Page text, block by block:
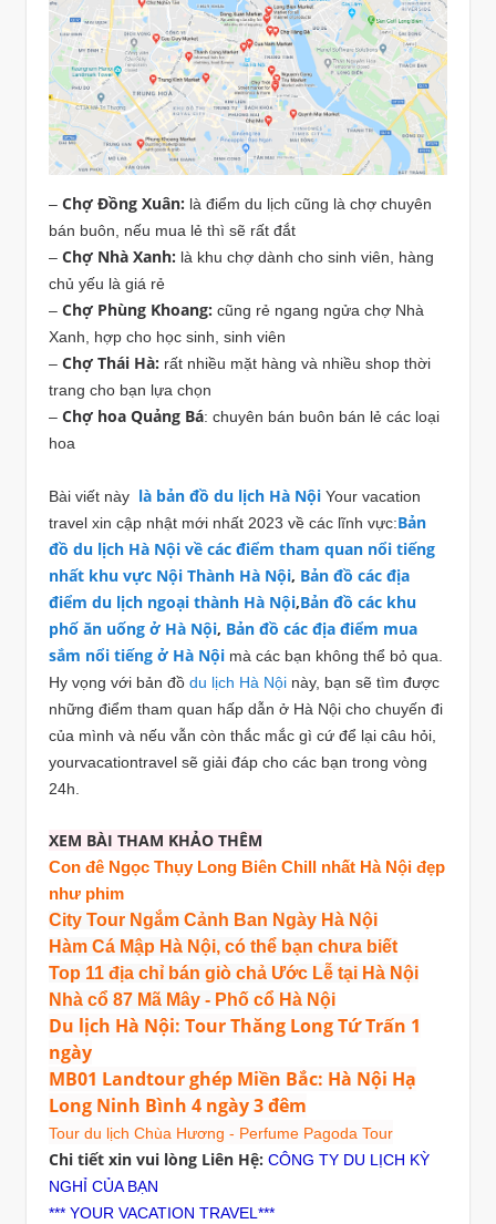
– Chợ Đồng Xuân: là điểm du lịch cũng là chợ chuyên
bán buôn, nếu mua lẻ thì sẽ rất đắt
– Chợ Nhà Xanh: là khu chợ dành cho sinh viên, hàng
chủ yếu là giá rẻ
– Chợ Phùng Khoang: cũng rẻ ngang ngửa chợ Nhà
Xanh, hợp cho học sinh, sinh viên
– Chợ Thái Hà: rất nhiều mặt hàng và nhiều shop thời
trang cho bạn lựa chọn
– Chợ hoa Quảng Bá: chuyên bán buôn bán lẻ các loại
hoa
Bài viết này là bản đồ du lịch Hà Nội Your vacation
travel xin cập nhật mới nhất 2023 về các lĩnh vực:Bản
đồ du lịch Hà Nội về các điểm tham quan nổi tiếng
nhất khu vực Nội Thành Hà Nội, Bản đồ các địa
điểm du lịch ngoại thành Hà Nội,Bản đồ các khu
phố ăn uống ở Hà Nội, Bản đồ các địa điểm mua
sắm nổi tiếng ở Hà Nội mà các bạn không thể bỏ qua.
Hy vọng với bản đồ du lịch Hà Nội này, bạn sẽ tìm được
những điểm tham quan hấp dẫn ở Hà Nội cho chuyến đi
của mình và nếu vẫn còn thắc mắc gì cứ để lại câu hỏi,
yourvacationtravel sẽ giải đáp cho các bạn trong vòng
24h.
XEM BÀI THAM KHẢO THÊM
Con đê Ngọc Thụy Long Biên Chill nhất Hà Nội đẹp
như phim
City Tour Ngắm Cảnh Ban Ngày Hà Nội
Hàm Cá Mập Hà Nội, có thể bạn chưa biết
Top 11 địa chỉ bán giò chả Ước Lễ tại Hà Nội
Nhà cổ 87 Mã Mây - Phố cổ Hà Nội
Du lịch Hà Nội: Tour Thăng Long Tứ Trấn 1
ngày
MB01 Landtour ghép Miền Bắc: Hà Nội Hạ
Long Ninh Bình 4 ngày 3 đêm
Tour du lịch Chùa Hương - Perfume Pagoda Tour
Chi tiết xin vui lòng Liên Hệ: CÔNG TY DU LỊCH KỲ
NGHỈ CỦA BẠN
*** YOUR VACATION TRAVEL***